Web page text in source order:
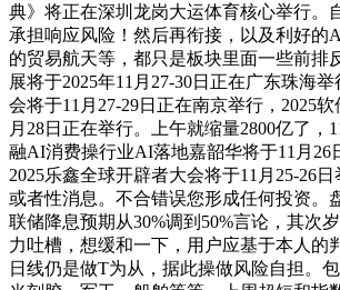
典》将正在深圳龙岗大运体育核心举行。
承担响应风险！然后再衔接，以及利好的
的贸易航天等，都只是板块里面一些前排
展将于2025年11月27-30日正在广东珠海
会将于11月27-29日正在南京举行，2025
月28日正在举行。上午就缩量2800亿了，
融AI消费操行业AI落地嘉韶华将于11月26
2025乐鑫全球开辟者大会将于11月25-26
或者性消息。不合错误您形成任何投资。
联储降息预期从30%调到50%言论，其次
力吐槽，想缓和一下，用户应基于本人的
日线仍是做T为从，据此操做风险自担。